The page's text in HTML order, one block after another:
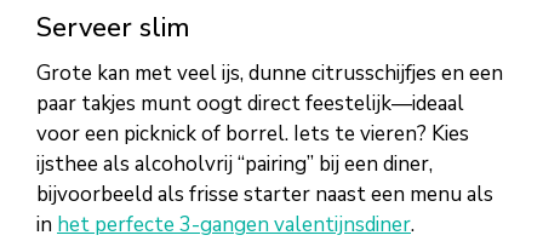
Serveer slim
Grote kan met veel ijs, dunne citrusschijfjes en een
paar takjes munt oogt direct feestelijk—ideaal
voor een picknick of borrel. Iets te vieren? Kies
ijsthee als alcoholvrij “pairing” bij een diner,
bijvoorbeeld als frisse starter naast een menu als
in het perfecte 3-gangen valentijnsdiner.